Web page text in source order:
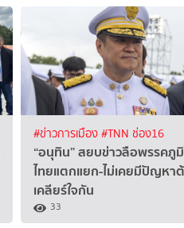
#ข่าวการเมือง#TNN ช่อง16
“อนุทิน” สยบข่าวลือพรรคภูมิ
ไทยแตกแยก-ไม่เคยมีปัญหา
เคลียร์ใจกัน
33